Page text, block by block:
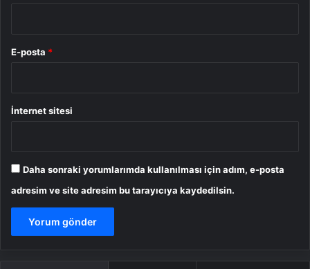
E-posta *
İnternet sitesi
Daha sonraki yorumlarımda kullanılması için adım, e-posta
adresim ve site adresim bu tarayıcıya kaydedilsin.